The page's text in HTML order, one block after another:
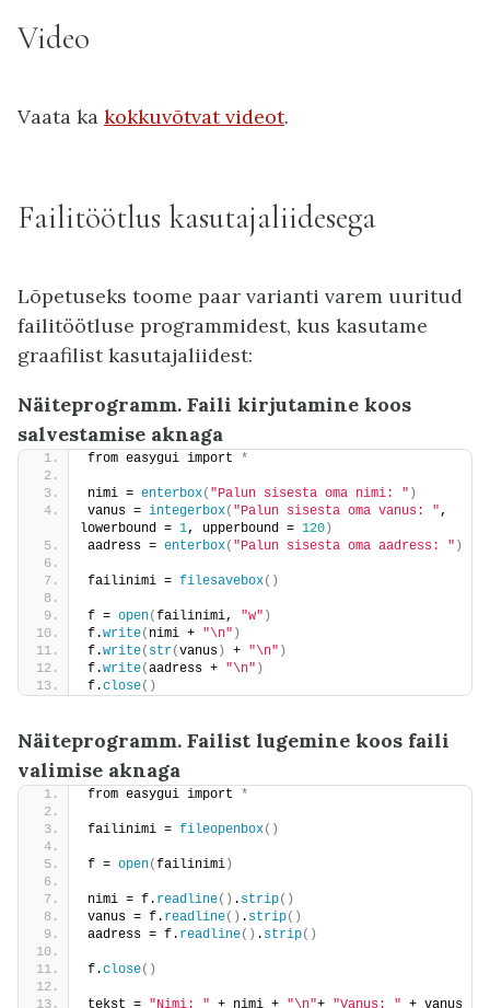
Video
Vaata ka kokkuvõtvat videot.
Failitöötlus kasutajaliidesega
Lõpetuseks toome paar varianti varem uuritud
failitöötluse programmidest, kus kasutame
graafilist kasutajaliidest:
Näiteprogramm. Faili kirjutamine koos
salvestamise aknaga
from easygui import *
nimi = enterbox( "Palun sisesta oma nimi: " )
vanus = integerbox( "Palun sisesta oma vanus: " ,
lowerbound = 1, upperbound = 120)
aadress = enterbox( "Palun sisesta oma aadress: " )
failinimi = filesavebox()
f = open(failinimi, "w" )
f.write( nimi + "\n" )
f.write( str(vanus) + "\n" )
f.write(aadress + "\n" )
f.close()
Näiteprogramm. Failist lugemine koos faili
valimise aknaga
from easygui import *
failinimi = fileopenbox()
f = open(failinimi)
nimi = f. readline() . strip()
vanus = f. readline() . strip()
aadress = f. readline() . strip()
f.close()
tekst = "Nimi: " + nimi + "\n"+ "Vanus: " + vanus